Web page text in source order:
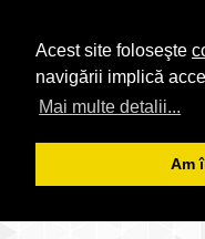
Acest site foloseşte
navigării implică
Mai multe detalii...
Am
Catalog Despre